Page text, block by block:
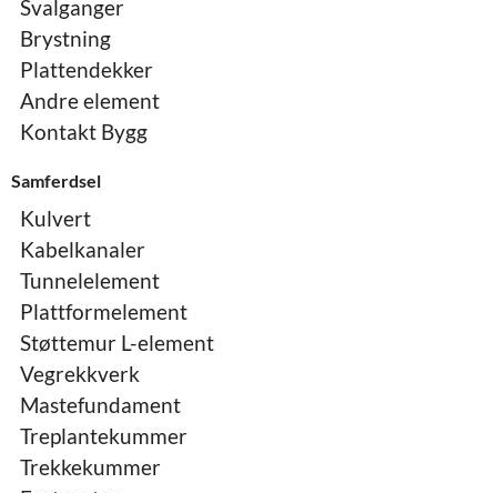
Svalganger
Brystning
Plattendekker
Andre element
Kontakt Bygg
Samferdsel
Kulvert
Kabelkanaler
Tunnelelement
Plattformelement
Støttemur L-element
Vegrekkverk
Mastefundament
Treplantekummer
Trekkekummer